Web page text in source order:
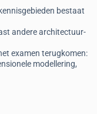
bestaat
andere architectuur-
examen terugkomen:
modellering,